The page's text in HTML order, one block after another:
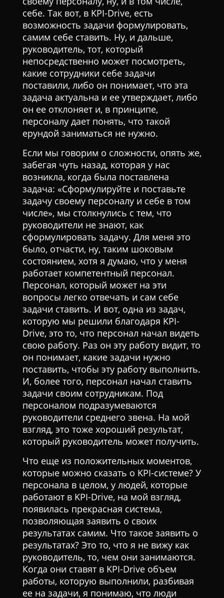
себе. Так вот, в KPI-Drive, есть
возможность задачи формулировать,
самим себе ставить. Ну, и дальше,
руководитель, тот, который
непосредственно может посмотреть,
какие сотрудники себе задачи
поставили, либо он понимает, что эта
задача актуальна и ее утверждает, либо
он ее отклоняет и, в принципе,
персоналу дает понять, что такой
ерундой заниматься не нужно.
Если мы говорим о сложности, опять же,
забегая чуть назад, которая у нас
возникла, когда была поставлена
задача: «Сформулируйте и поставьте
задачу своему персоналу и себе в том
числе», мы столкнулись с тем, что
руководители не знают, как
сформулировать задачу. Для меня это
было, отчасти, ну, таким шоковым
состоянием, хотя я думаю, что у меня
работает компетентный персонал.
Персонал, который может на эти
вопросы легко отвечать и сам себе
задачи ставить. И вот, одна из задач,
которую мы решили благодаря KPI-
Drive, это то, что персонал начал видеть
свою работу. Раз он эту работу видит, то
он понимает, какие задачи нужно
поставить, чтобы эту работу выполнить.
И, более того, персонал начал ставить
задачи своим сотрудникам. Под
персоналом подразумеваются
руководители среднего звена. На мой
взгляд, это тоже хороший результат,
который руководитель может получить.
Что еще из положительных моментов,
которые можно сказать о KPI-системе? У
персонала в целом, у людей, которые
работают в KPI-Drive, на мой взгляд,
появилась прекрасная система,
позволяющая заявить о своих
результатах самим. Что такое заявить о
результатах? Это то, что я не вижу как
руководитель, то, чем они занимаются.
Когда они ставят в KPI-Drive объем
работы, которую выполнили, разбивая
ее на задачи, я понимаю, что люди